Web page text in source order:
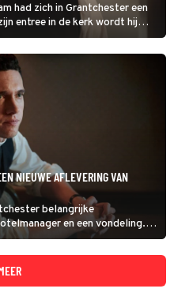
had zich in Grantchester een
entree in de kerk wordt hij
Geordie moet even
NIEUWE AFLEVERING VAN
belangrijke
en een vondeling.
moment om Geordie
zijn aankomende afscheid.